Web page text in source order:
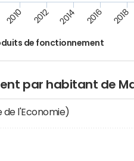
de fonctionnement
2010 2012 2014 2016 2018
par habitant de
de l'Economie)